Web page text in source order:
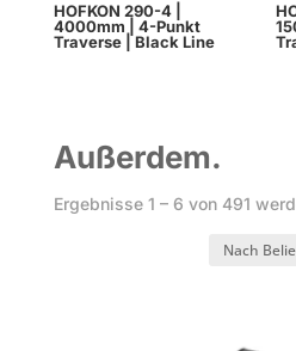
HOFKON 290-4 |
4000mm | 4-Punkt
Traverse | Black Line
Außerdem.
Ergebnisse 1 – 6 von 491